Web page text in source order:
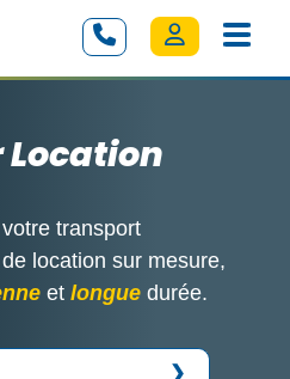
Location
transport
location sur mesure,
et longuedurée.